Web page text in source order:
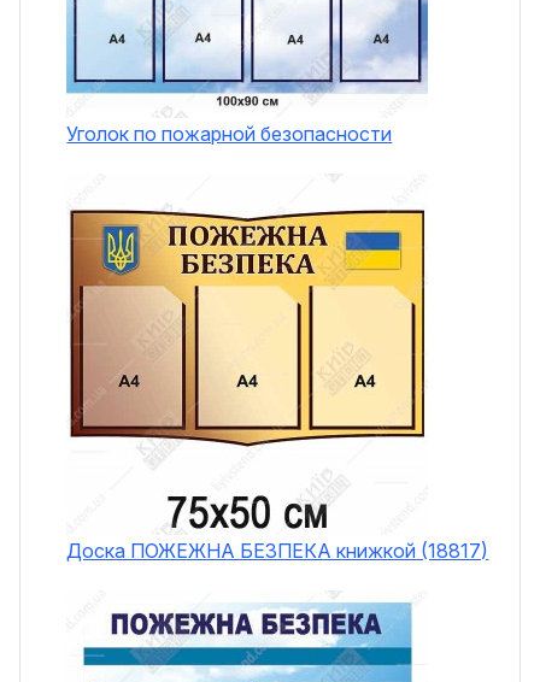
Уголок по пожарной безопасности
Доска ПОЖЕЖНА БЕЗПЕКА книжкой (18817)